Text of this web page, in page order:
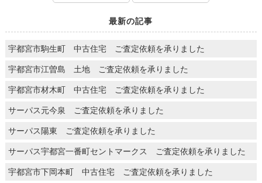
最新の記事
宇都宮市駒生町 中古住宅 ご査定依頼を承りました
宇都宮市江曽島 土地 ご査定依頼を承りました
宇都宮市材木町 中古住宅 ご査定依頼を承りました
サーパス元今泉 ご査定依頼を承りました
サーパス陽東 ご査定依頼を承りました
サーパス宇都宮一番町セントマークス ご査定依頼を承りました
宇都宮市下岡本町 中古住宅 ご査定依頼を承りました